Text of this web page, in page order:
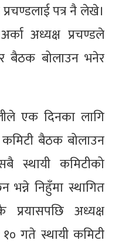
पत्र नै लेखे।
अध्यक्ष प्रचण्डले
बैठक बोलाउन भनेर
एक दिनका लागि
बैठक बोलाउन
स्थायी कमिटीको
भन्ने निहुँमा स्थागित
प्रयासपछि अध्यक्ष
गते स्थायी कमिटी